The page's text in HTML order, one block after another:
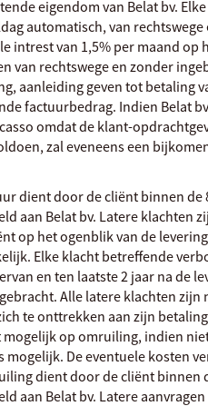
eigendom van Belat bv.
automatisch, van
intrest van 1,5% per maand op
van rechtswege en zonder
aanleiding geven tot betaling
factuurbedrag. Indien Belat
omdat de klant-
zal eveneens een
dient door de cliënt binnen
aan Belat bv. Latere klachten
op het ogenblik van de
Elke klacht betreffende
en ten laatste 2 jaar na de
Alle latere klachten
te onttrekken aan zijn
op omruiling, indien
mogelijk. De eventuele kosten
dient door de cliënt binnen
aan Belat bv. Latere